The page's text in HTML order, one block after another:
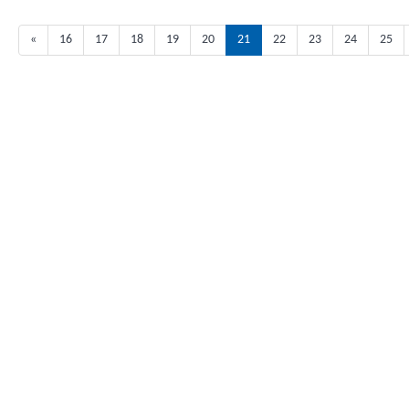
« 16 17 18 19 20 21 22 23 24 25